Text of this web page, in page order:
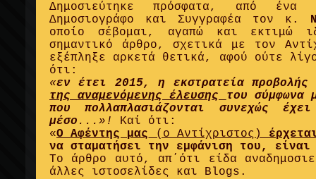
Δημοσιεύτηκε πρόσφατα, από ένα
Δημοσιογράφο και Συγγραφέα τον κ.
οποίο σέβομαι, αγαπώ και εκτιμώ
σημαντικό άρθρο, σχετικά με τον
εξέπληξε αρκετά θετικά, αφού ούτε
ότι:
«εν έτει 2015, η εκστρατεία προβολής
της αναμενόμενης έλευσης του σύμφωνα
που πολλαπλασιάζονται συνεχώς
μέσο ...»!
Καί ότι:
«Ο Αφέντης μας (ο Αντίχριστος)
να σταματήσει την εμφάνιση του,
Το άρθρο αυτό, απ΄ότι είδα
άλλες ιστοσελίδες και Blogs.